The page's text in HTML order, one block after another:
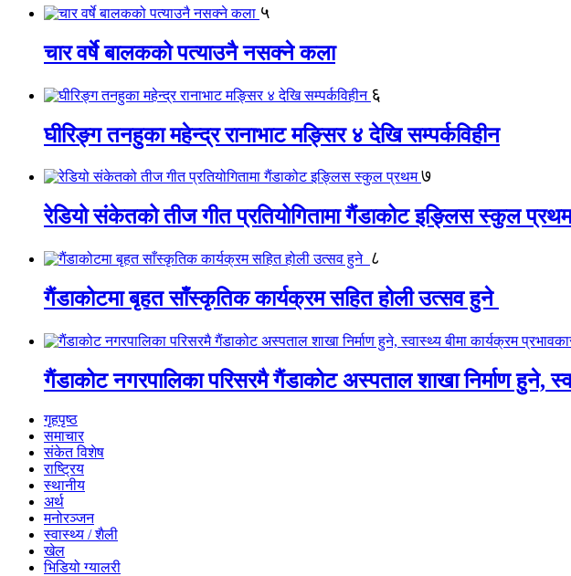
५
चार वर्षे बालकको पत्याउनै नसक्ने कला
६
घीरिङ्ग तनहुका महेन्द्र रानाभाट मङ्सिर ४ देखि सम्पर्कविहीन
७
रेडियो संकेतको तीज गीत प्रतियोगितामा गैंडाकोट इङ्लिस स्कुल प्रथम
८
गैंडाकोटमा बृहत साँस्कृतिक कार्यक्रम सहित होली उत्सव हुने
गैंडाकोट नगरपालिका परिसरमै गैंडाकोट अस्पताल शाखा निर्माण हुने,
गृहपृष्ठ
समाचार
संकेत विशेष
राष्ट्रिय
स्थानीय
अर्थ
मनोरञ्जन
स्वास्थ्य / शैली
खेल
भिडियो ग्यालरी